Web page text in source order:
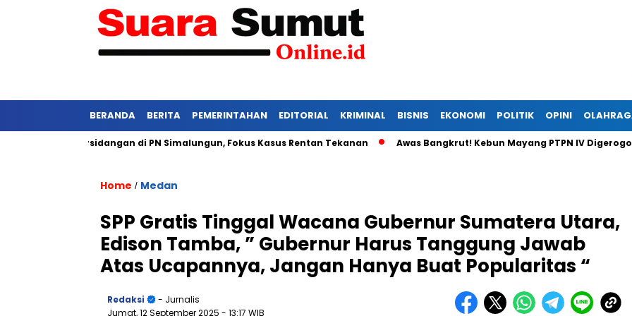
BERANDA BERITA PEMERINTAHAN EDITORIAL KRIMINAL BISNIS EKONOMI POLITIK OPINI
Persidangan di PN Simalungun, Fokus Kasus Rentan Tekanan Awas Bangkrut! Kebun Mayang PTPN IV Digerogoti
Home / Medan
SPP Gratis Tinggal Wacana Gubernur Sumatera Utara,
Edison Tamba, ” Gubernur Harus Tanggung Jawab
Atas Ucapannya, Jangan Hanya Buat Popularitas “
Redaksi
- Jurnalis
Jumat, 12 September 2025 - 13:17 WIB